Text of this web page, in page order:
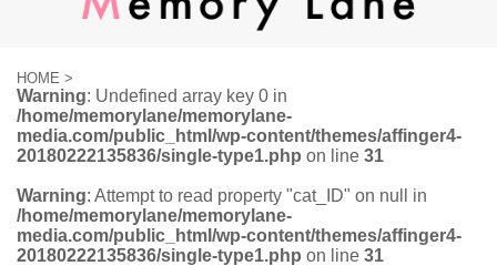
HOME >
Warning: Undefined array key 0 in
/home/memorylane/memorylane-
media.com/public_html/wp-content/themes/affinger4-
20180222135836/single-type1.php on line 31
Warning: Attempt to read property "cat_ID" on null in
/home/memorylane/memorylane-
media.com/public_html/wp-content/themes/affinger4-
20180222135836/single-type1.php on line 31